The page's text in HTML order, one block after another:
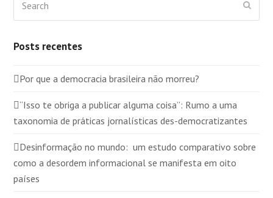
Posts recentes
Por que a democracia brasileira não morreu?
“Isso te obriga a publicar alguma coisa”: Rumo a uma
taxonomia de práticas jornalísticas des-democratizantes
Desinformação no mundo: um estudo comparativo sobre
como a desordem informacional se manifesta em oito
países